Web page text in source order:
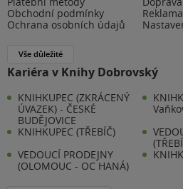
Obchodní podmínky
Ochrana osobních údajů
Vše důležité
Kariéra v Knihy Dobrovský
KNIHKUPEC (ZKRÁCENÝ
ÚVAZEK) - ČESKÉ
BUDĚJOVICE
KNIHKUPEC (TŘEBÍČ)
VEDOUCÍ PRODEJNY
(OLOMOUC - OC HANÁ)